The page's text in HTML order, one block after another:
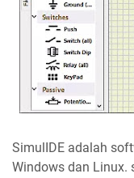
SimulIDE adalah
Windows dan Linux.